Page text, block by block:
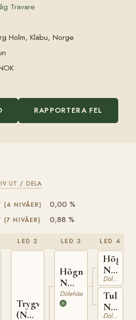
Travare
Holm, Kläbu, Norge
RAPPORTERA FEL
UT / DELA
(4 NIVÅER) 0,00 %
(7 NIVÅER) 0,88 %
LED 2
Trygve
(NO)
LED 3
Högnar
N
1208
Dölehäst
LED 4
Högne
N
737Dölehäst
Tulla
N
Dölehäst